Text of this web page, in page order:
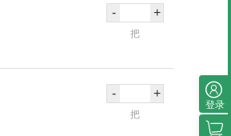
- +
把
- +
把
登录